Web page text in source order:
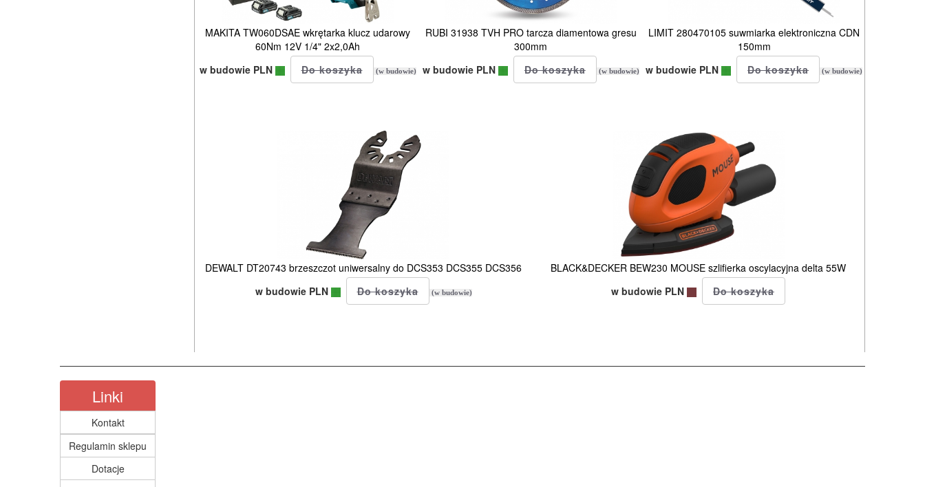
MAKITA TW060DSAE wkrętarka klucz udarowy
60Nm 12V 1/4" 2x2,0Ah
w budowie PLN
(w budowie)
RUBI 31938 TVH PRO tarcza diamentowa gresu
300mm
w budowie PLN
(w budowie)
LIMIT 280470105 suwmiarka elektroniczna CDN
150mm
w budowie PLN
(w budowie)
DEWALT DT20743 brzeszczot uniwersalny do DCS353 DCS355 DCS356
w budowie PLN
(w budowie)
BLACK&DECKER BEW230 MOUSE szlifierka oscylacyjna delta 55W
w budowie PLN
Linki
Kontakt
Regulamin sklepu
Dotacje